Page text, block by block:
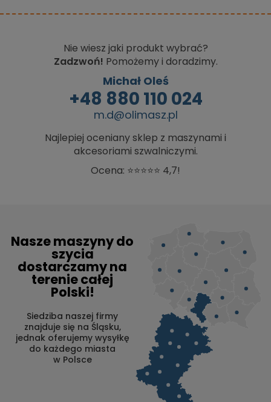
Nie wiesz jaki produkt wybrać?
Zadzwoń! Pomożemy i doradzimy.
Michał Oleś
+48 880 110 024
m.d@olimasz.pl
Najlepiej oceniany sklep z maszynami i
akcesoriami szwalniczymi.
Ocena: ⭐⭐⭐⭐⭐ 4,7!
Nasze maszyny do
szycia
dostarczamy na
terenie całej
Polski!
Siedziba naszej firmy
znajduje się na Śląsku,
jednak oferujemy wysyłkę
do każdego miasta
w Polsce